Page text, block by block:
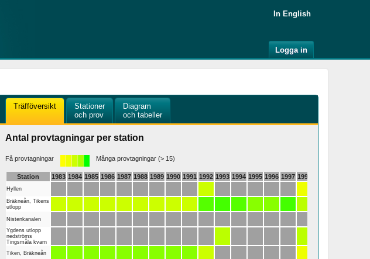
In English
Logga in
Träfföversikt
Stationer
och prov
Diagram
och tabeller
Antal provtagningar per station
Få provtagningar Många provtagningar (> 15)
Station 1983 1984 1985 1986 1987 1988 1989 1990 1991 1992 1993 1994 1995 1996 1997 1998
Hyllen
Bräkneån, Tikens
utlopp
Nistenkanalen
Ygdens utlopp
nedströms
Tingsmåla kvarn
Tiken, Bräkneån